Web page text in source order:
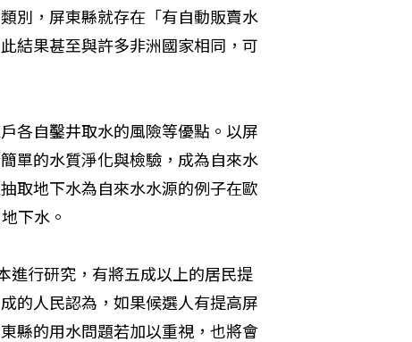
別，屏東縣就存在「有自動販賣水
結果甚至與許多非洲國家相同，可
各自鑿井取水的風險等優點。以屏
單的水質淨化與檢驗，成為自來水
取地下水為自來水水源的例子在歐
下水。
進行研究，有將五成以上的居民提
的人民認為，如果候選人有提高屏
縣的用水問題若加以重視，也將會